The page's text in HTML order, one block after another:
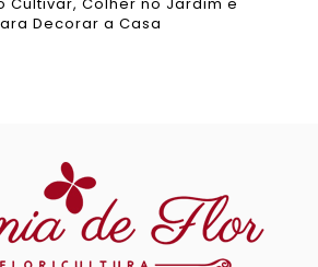
Decorar a Casa